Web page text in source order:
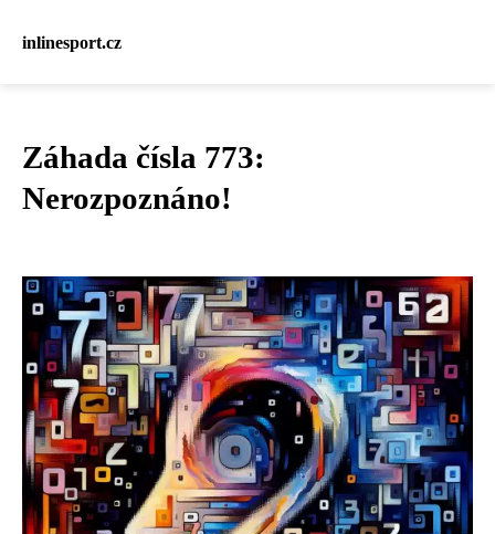
inlinesport.cz
Záhada čísla 773:
Nerozpoznáno!